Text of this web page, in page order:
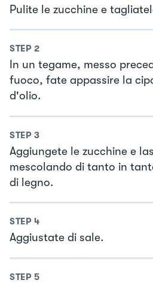
Pulite le zucchine e
STEP 2
In un tegame, messo
fuoco, fate appassire la
d'olio.
STEP 3
Aggiungete le zucchine e
mescolando di tanto in
di legno.
STEP 4
Aggiustate di sale.
STEP 5